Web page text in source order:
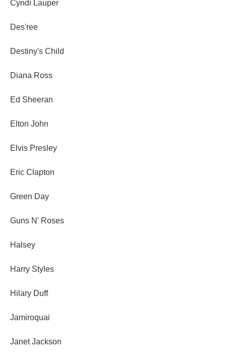
Cyndi Lauper
Des'ree
Destiny's Child
Diana Ross
Ed Sheeran
Elton John
Elvis Presley
Eric Clapton
Green Day
Guns N' Roses
Halsey
Harry Styles
Hilary Duff
Jamiroquai
Janet Jackson